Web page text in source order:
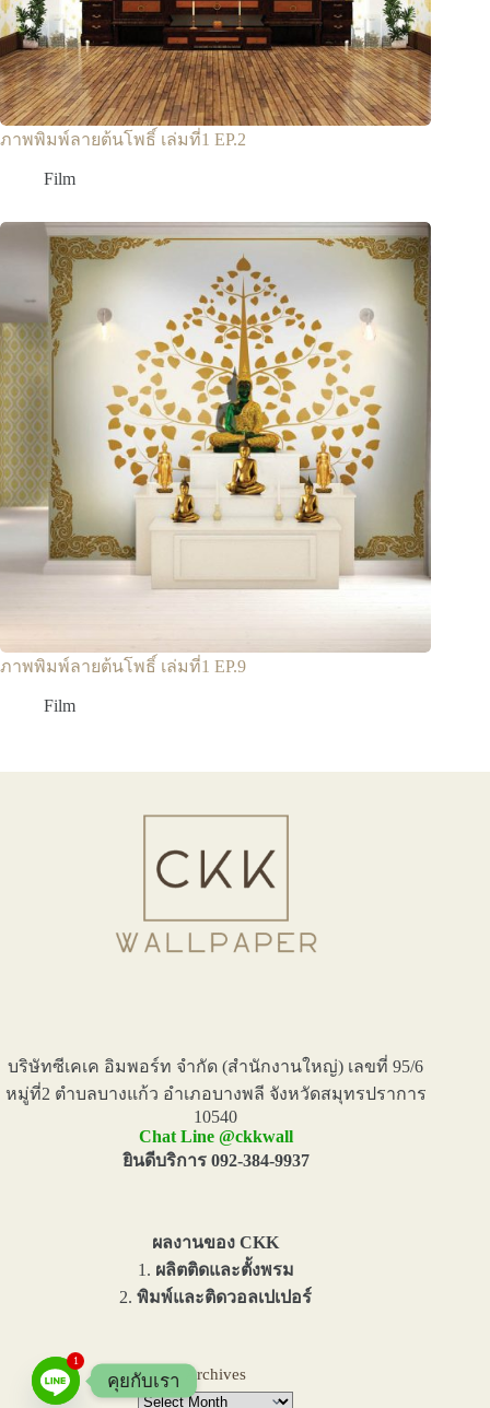
ภาพพิมพ์ลายต้นโพธิ์ เล่มที่1 EP.2
Film
ภาพพิมพ์ลายต้นโพธิ์ เล่มที่1 EP.9
Film
บริษัทซีเคเค อิมพอร์ท จำกัด (สำนักงานใหญ่) เลขที่ 95/6
หมู่ที่2 ตำบลบางแก้ว อำเภอบางพลี จังหวัดสมุทรปราการ
10540
Chat Line @ckkwall
ยินดีบริการ 092-384-9937
ผลงานของ CKK
1. ผลิตติดและตั้งพรม
2.พิมพ์และติดวอลเปเปอร์
Archives
1
คุยกับเรา